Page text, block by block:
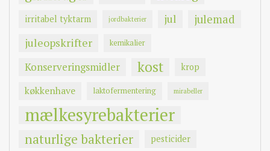
irritabel tyktarm jordbakterier jul julemad
juleopskrifter kemikalier
Konserveringsmidler kost krop
køkkenhave laktofermentering mirabeller
mælkesyrebakterier
naturlige bakterier pesticider